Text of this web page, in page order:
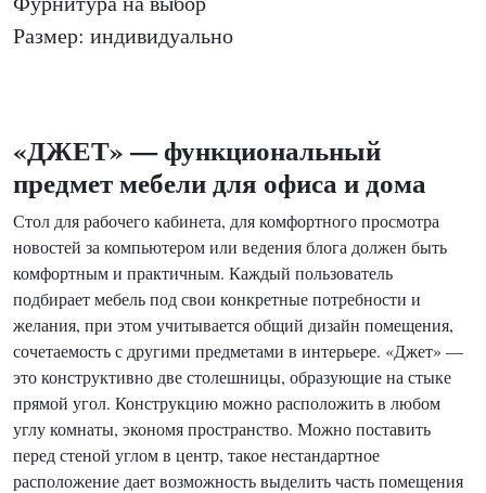
Размер: индивидуально
«ДЖЕТ» — функциональный
предмет мебели для офиса и дома
Стол для рабочего кабинета, для комфортного просмотра
новостей за компьютером или ведения блога должен быть
комфортным и практичным. Каждый пользователь
подбирает мебель под свои конкретные потребности и
желания, при этом учитывается общий дизайн помещения,
сочетаемость с другими предметами в интерьере. «Джет» —
это конструктивно две столешницы, образующие на стыке
прямой угол. Конструкцию можно расположить в любом
углу комнаты, экономя пространство. Можно поставить
перед стеной углом в центр, такое нестандартное
расположение дает возможность выделить часть помещения